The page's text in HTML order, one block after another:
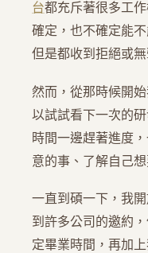
台都充斥著很多工
確定，也不確定能
但是都收到拒絕或無
然而，從那時候開
以試試看下一次的
時間一邊趕著進度
意的事、了解自己
一直到碩一下，我
到許多公司的邀約
定畢業時間，再加